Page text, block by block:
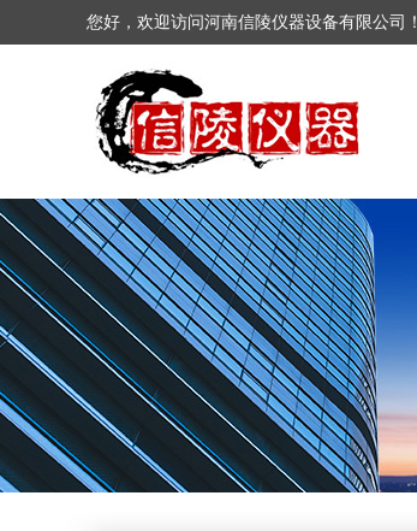
您好，欢迎访问河南信陵仪器设备有限公司！